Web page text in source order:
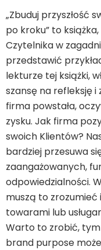
„Zbuduj przyszłość
po kroku” to
Czytelnika w
przedstawić
lekturze tej książki,
szansę na refleksję i
firma powstała,
zysku. Jak firma
swoich Klientów?
bardziej przesuwa
zaangażowanych,
odpowiedzialności.
muszą to zrozumieć
towarami lub
Warto to zrobić, tym
brand purpose